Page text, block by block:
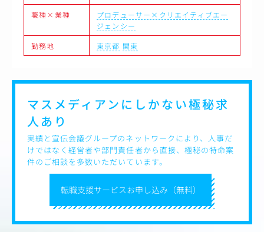
3.組織運営・チームマネジメント
・インハウスのデザイナー、ライター、動画編集者などの
育成およびチーム構築・マネジメント
・外部パートナー（制作会社、クリエイター、代理店）の
選定・ディレクションおよび予算管理
職種×業種
プロデューサー×クリエイティブエー
ジェンシー
勤務地
東京都 関東
転職支援サービスお申し込み（無料）
マスメディアンにしかない極秘求
人あり
実績と宣伝会議グループのネットワークにより、人事だ
けではなく経営者や部門責任者から直接、極秘の特命案
件のご相談を多数いただいています。